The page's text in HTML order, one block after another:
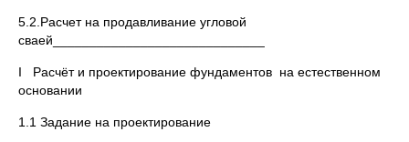
5.2.Расчет на продавливание угловой
сваей_____________________________
I Расчёт и проектирование фундаментов на естественном
основании
1.1 Задание на проектирование